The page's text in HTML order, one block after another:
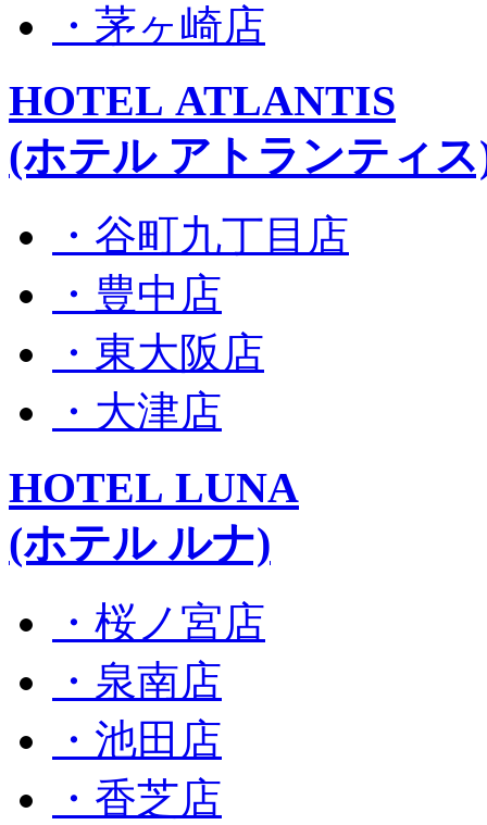
・茅ヶ崎店
HOTEL ATLANTIS
(ホテル アトランティ
・谷町九丁目店
・豊中店
・東大阪店
・大津店
HOTEL LUNA
(ホテル ルナ)
・桜ノ宮店
・泉南店
・池田店
・香芝店